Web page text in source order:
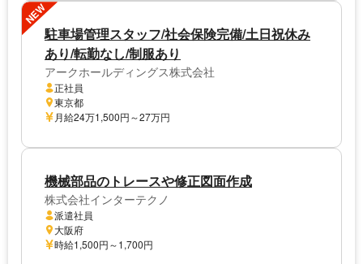
NEW
駐車場管理スタッフ/社会保険完備/土日祝休み
あり/転勤なし/制服あり
アークホールディングス株式会社
正社員
東京都
月給24万1,500円～27万円
機械部品のトレースや修正図面作成
株式会社インターテクノ
派遣社員
大阪府
時給1,500円～1,700円